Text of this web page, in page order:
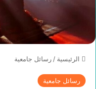
الرئيسية /رسائل جامعية
رسائل جامعية